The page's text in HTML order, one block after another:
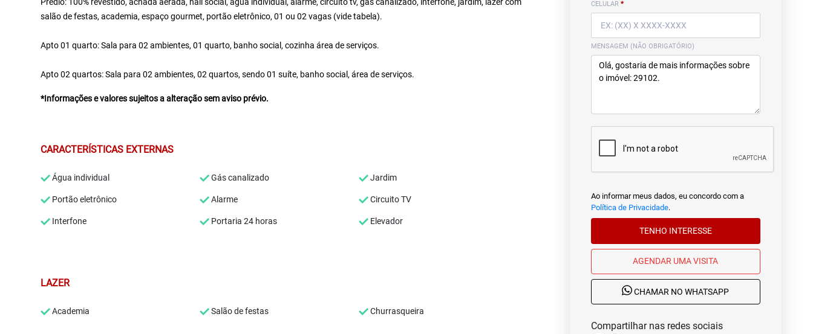
salão de festas, academia, espaço gourmet, portão eletrônico, 01 ou 02 vagas (vide tabela).
Apto 01 quarto: Sala para 02 ambientes, 01 quarto, banho social, cozinha área de serviços.
Apto 02 quartos: Sala para 02 ambientes, 02 quartos, sendo 01 suíte, banho social, área de serviços.
*Informações e valores sujeitos a alteração sem aviso prévio.
CARACTERÍSTICAS EXTERNAS
Água individual Gás canalizado Jardim
Portão eletrônico Alarme Circuito TV
Interfone Portaria 24 horas Elevador
LAZER
Academia Salão de festas Churrasqueira
CELULAR *
MENSAGEM (NÃO OBRIGATÓRIO)
Ao informar meus dados, eu concordo com a
Política de Privacidade.
TENHO INTERESSE
AGENDAR UMA VISITA
CHAMAR NO WHATSAPP
Compartilhar nas redes sociais